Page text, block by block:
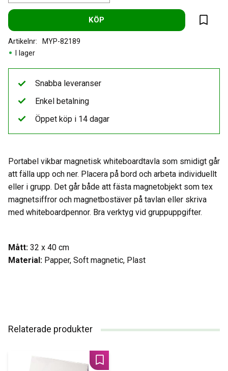
KÖP
Lägg
I lager
Artikelnr MYP-82189
Portabel vikbar magnetisk whiteboardtavla som smidigt går
att fälla upp och ner. Placera på bord och arbeta individuellt
eller i grupp. Det går både att fästa magnetobjekt som tex
magnetsiffror och magnetbostäver på tavlan eller skriva
med whiteboardpennor. Bra verktyg vid gruppuppgifter.
Mått: 32 x 40 cm
Material: Papper, Soft magnetic, Plast
Snabba leveranser
Enkel betalning
Öppet köp i 14 dagar
Relaterade produkter
Lägg till i favoriter